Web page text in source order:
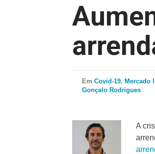
Em Covid-19, Mercado
Gonçalo Rodrigues
A